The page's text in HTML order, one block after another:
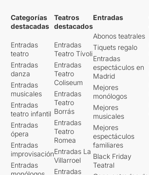
Categorías
destacadas
Entradas
teatro
Entradas
danza
Entradas
musicales
Entradas
teatro infantil
Entradas
ópera
Entradas
improvisación
Entradas
Teatros
destacados
Entradas
Teatro Tívoli
Entradas
Teatro
Coliseum
Entradas
Teatro
Borrás
Entradas
Teatro
Romea
Entradas La
Villarroel
Entradas
Entradas
Abonos teatrales
Tiquets regalo
Entradas
espectáculos en
Madrid
Mejores
monólogos
Mejores
musicales
Mejores
espectáculos
familiares
Black Friday
Teatral